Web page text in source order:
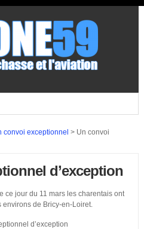
convoi exceptionnel > Un convoi
d’exception
ce jour du 11 mars les charentais ont
environs de Bricy-en-Loiret.
d’exception